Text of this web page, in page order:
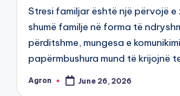
Stresi familjar është një përvojë e
shumë familje në forma të
përditshme, mungesa e
papërmbushura mund të krijojnë
Posted
Agron June 26, 2026